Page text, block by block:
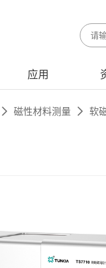
应用
磁性材料测量 软